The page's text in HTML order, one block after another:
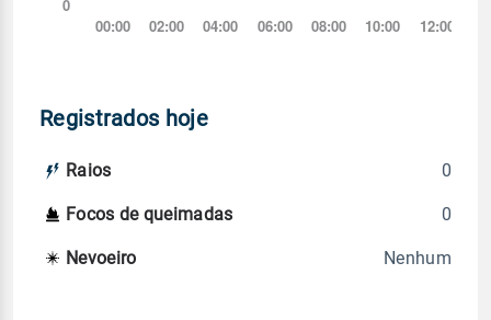
Registrados hoje
Raios 0
Focos de queimadas 0
Nevoeiro Nenhum